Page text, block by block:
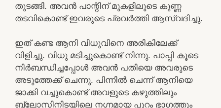
തുടങ്ങി. അവൻ പാന്റിന് മുകളിലൂടെ കുണ്ണ
തടവികൊണ്ട് ഇവരുടെ പ്രവർത്തി ആസ്വദിച്ചു.
ഇത് കണ്ട ആനി വിധുവിനെ അരികിലേക്ക്
വിളിച്ചു. വിധു മടിച്ചുകൊണ്ട് നിന്നു. പാപ്പി കൂടെ
നിർബന്ധിച്ചപ്പോൾ അവൻ പതിയെ അവരുടെ
അടുത്തേക്ക് ചെന്നു. പിന്നിൽ ചെന്ന് ആനിയെ
ജാക്കി വച്ചുകൊണ്ട് അവളുടെ കഴുത്തിലും
ബ്ലോസിനിടയിലെ നഗ്നമായ പുറം ഭാഗത്തും